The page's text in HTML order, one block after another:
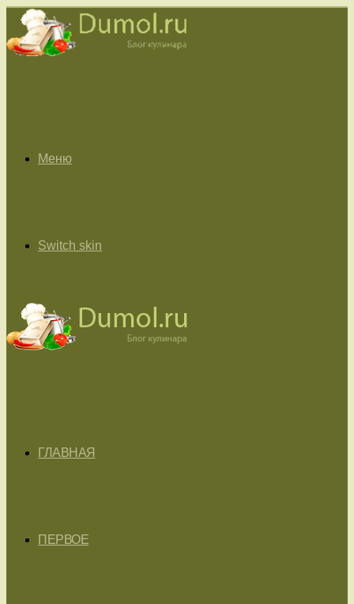
Меню
Switch skin
ГЛАВНАЯ
ПЕРВОЕ